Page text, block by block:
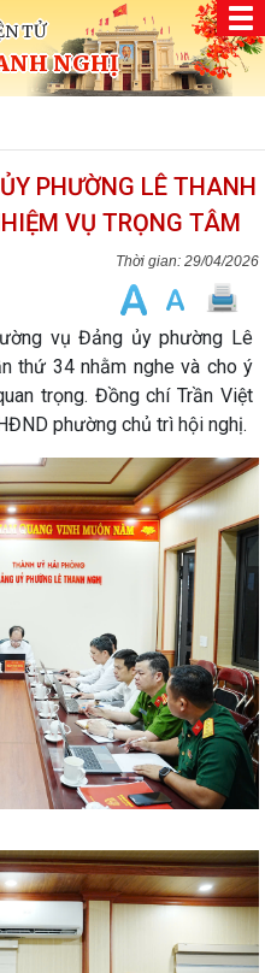
TỬ
NGHỊ
PHƯỜNG LÊ THANH
VỤ TRỌNG TÂM
29/04/2026
vụ Đảng ủy phường Lê
thứ 34 nhằm nghe và cho ý
trọng. Đồng chí Trần Việt
phường chủ trì hội nghị.